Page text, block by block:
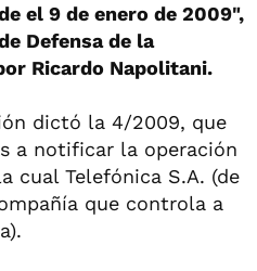
el 9 de enero de 2009",
Defensa de la
Ricardo Napolitani.
dictó la 4/2009, que
a notificar la operación
cual Telefónica S.A. (de
que controla a